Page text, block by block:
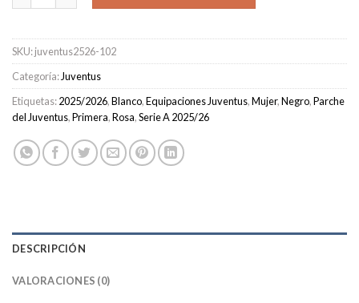
SKU:juventus2526-102
Categoría: Juventus
Etiquetas:2025/2026,Blanco,Equipaciones Juventus,Mujer,Negro,Parche
del Juventus,Primera,Rosa,Serie A 2025/26
DESCRIPCIÓN
VALORACIONES (0)